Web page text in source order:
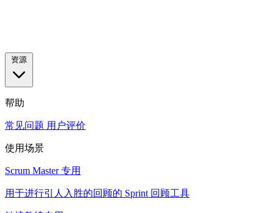
帮助
常见问题 用户评价
使用场景
Scrum Master 专用
用于进行引人入胜的回顾的 Sprint 回顾工具